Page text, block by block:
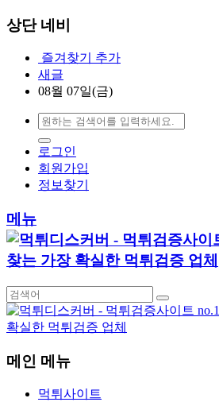
상단 네비
즐겨찾기 추가
새글
08월 07일(금)
로그인
회원가입
정보찾기
메뉴
메인 메뉴
먹튀사이트